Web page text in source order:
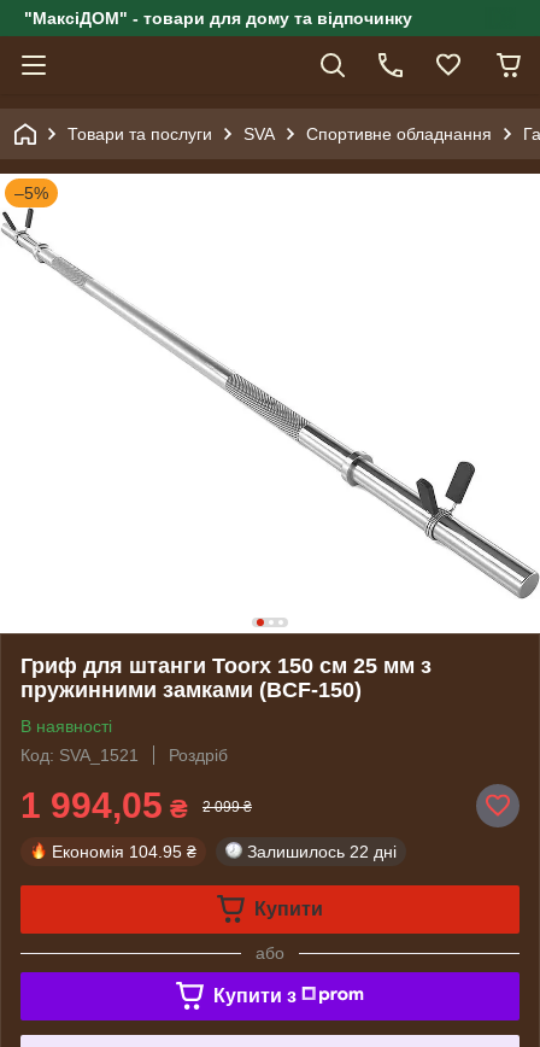
"МаксіДОМ" - товари для дому та відпочинку
Товари та послуги SVA Спортивне обладнання
–5%
Гриф для штанги Toorx 150 см 25 мм з
пружинними замками (BCF-150)
В наявності
Код: SVA_1521
Роздріб
1 994,05 ₴ 2 099 ₴
Економія 104.95 ₴ Залишилось 22 дні
Купити
або
Купити з